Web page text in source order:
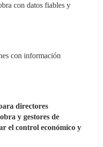
con datos fiables y
con información
directores
y gestores de
el control económico y